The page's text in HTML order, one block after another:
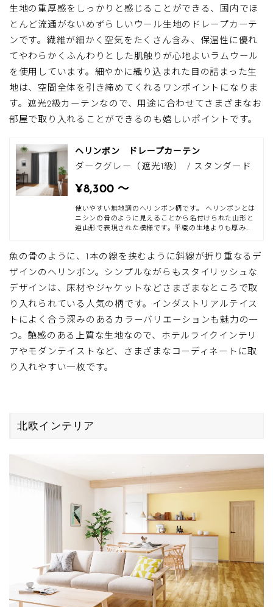
たくさん含むので、保温性に優れ、やわらかくふんわり
とした肌触りが特徴です。また、生地は毛織物の産地と
して日本トップクラスの尾州産です。ソフトウールは、
遮光2級の遮光性やシワになりにくい弾力性の高さなど
合いを活かした、手の上で滑るようになめらかな肌触り
をお楽しみください。
生地の重厚感をしっかりと感じることができる、国内でほ
とんど流通がないめずらしいウール生地のドレープカーテ
ンです。繊維が細かく空気をたくさん含み、保温性に優れ
てやわらかくふんわりとした肌触りが心地よいラムウール
を使用しています。細やかに織り込まれた目の詰まった生
地は、空間全体を引き締めてくれるワンポイントになりま
す。遮光2級カーテンなので、用途に合わせてさまざまなお
部屋で取り入れることができるのも嬉しいポイントです。
ヘリンボン ドレープカーテン
ダークグレー（遮光1級） / スタンダード
¥8,300 〜
使いやすい無地調のへリンボン柄です。 へリンボンとは
ニシンの骨のように見えることから名付けられた山形と
逆山形で表現された模様です。平織の生地よりも厚みが
間に。遮光機能も嬉しいポイント。 フォーマルな印象を
活かしてシックなスタイルや、カジュアルダウンしてヴ
ィンテージやブルックリンスタイルにもおすすめです。
魚の骨のように、1本の線を挟むように斜線が折り重なるデ
ザインのヘリンボン。シンプルながらもスタイリッシュな
デザインは、床材やジャケットなどさまざまなところで取
り入れられている人気の柄です。インダストリアルテイス
トによく合う深みのあるカラーバリエーションも魅力の一
つ。艶感のある上質な生地なので、ホテルライクインテリ
アやモダンテイストなど、さまざまなコーディネートに取
り入れやすい一枚です。
北欧インテリア